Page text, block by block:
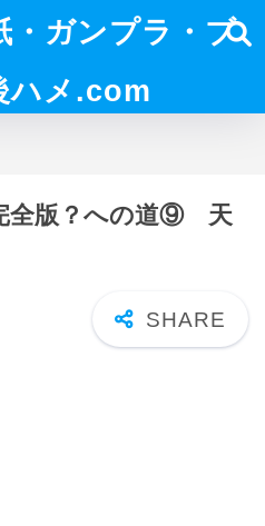
ガンプラ・ブ
ハメ.com
全版？への道⑨ 天